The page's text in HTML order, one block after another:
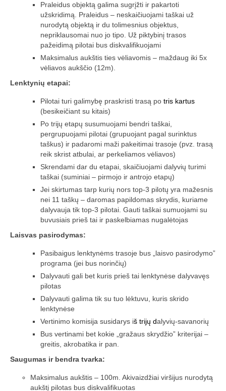
Praleidus objektą galima sugrįžti ir pakartoti
užskridimą. Praleidus – neskaičiuojami taškai už
nurodytą objektą ir du tolimesnius objektus,
nepriklausomai nuo jo tipo. Už piktybinį trasos
pažeidimą pilotai bus diskvalifikuojami
Maksimalus aukštis ties vėliavomis – maždaug iki 5x
vėliavos aukščio (12m).
Lenktynių etapai:
Pilotai turi galimybę praskristi trasą po tris kartus
(besikeičiant su kitais)
Po trijų etapų susumuojami bendri taškai,
pergrupuojami pilotai (grupuojant pagal surinktus
taškus) ir padaromi maži pakeitimai trasoje (pvz. trasą
reik skrist atbulai, ar perkeliamos vėliavos)
Skrendami dar du etapai, skaičiuojami dalyvių turimi
taškai (suminiai – pirmojo ir antrojo etapų)
Jei skirtumas tarp kurių nors top-3 pilotų yra mažesnis
nei 11 taškų – daromas papildomas skrydis, kuriame
dalyvauja tik top-3 pilotai. Gauti taškai sumuojami su
buvusiais prieš tai ir paskelbiamas nugalėtojas
Laisvas pasirodymas:
Pasibaigus lenktynėms trasoje bus „laisvo pasirodymo”
programa (jei bus norinčių)
Dalyvauti gali bet kuris prieš tai lenktynėse dalyvavęs
pilotas
Dalyvauti galima tik su tuo lėktuvu, kuris skrido
lenktynėse
Vertinimo komisija susidarys iš trijų dalyvių-savanorių
Bus vertinami bet kokie „gražaus skrydžio” kriterijai –
greitis, akrobatika ir pan.
Saugumas ir bendra tvarka:
Maksimalus aukštis – 100m. Akivaizdžiai viršijus nurodytą
aukštį pilotas bus diskvalifikuotas